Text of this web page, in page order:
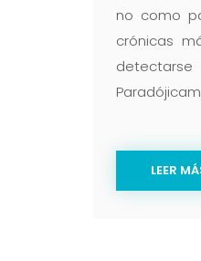
no como
crónicas
LEER